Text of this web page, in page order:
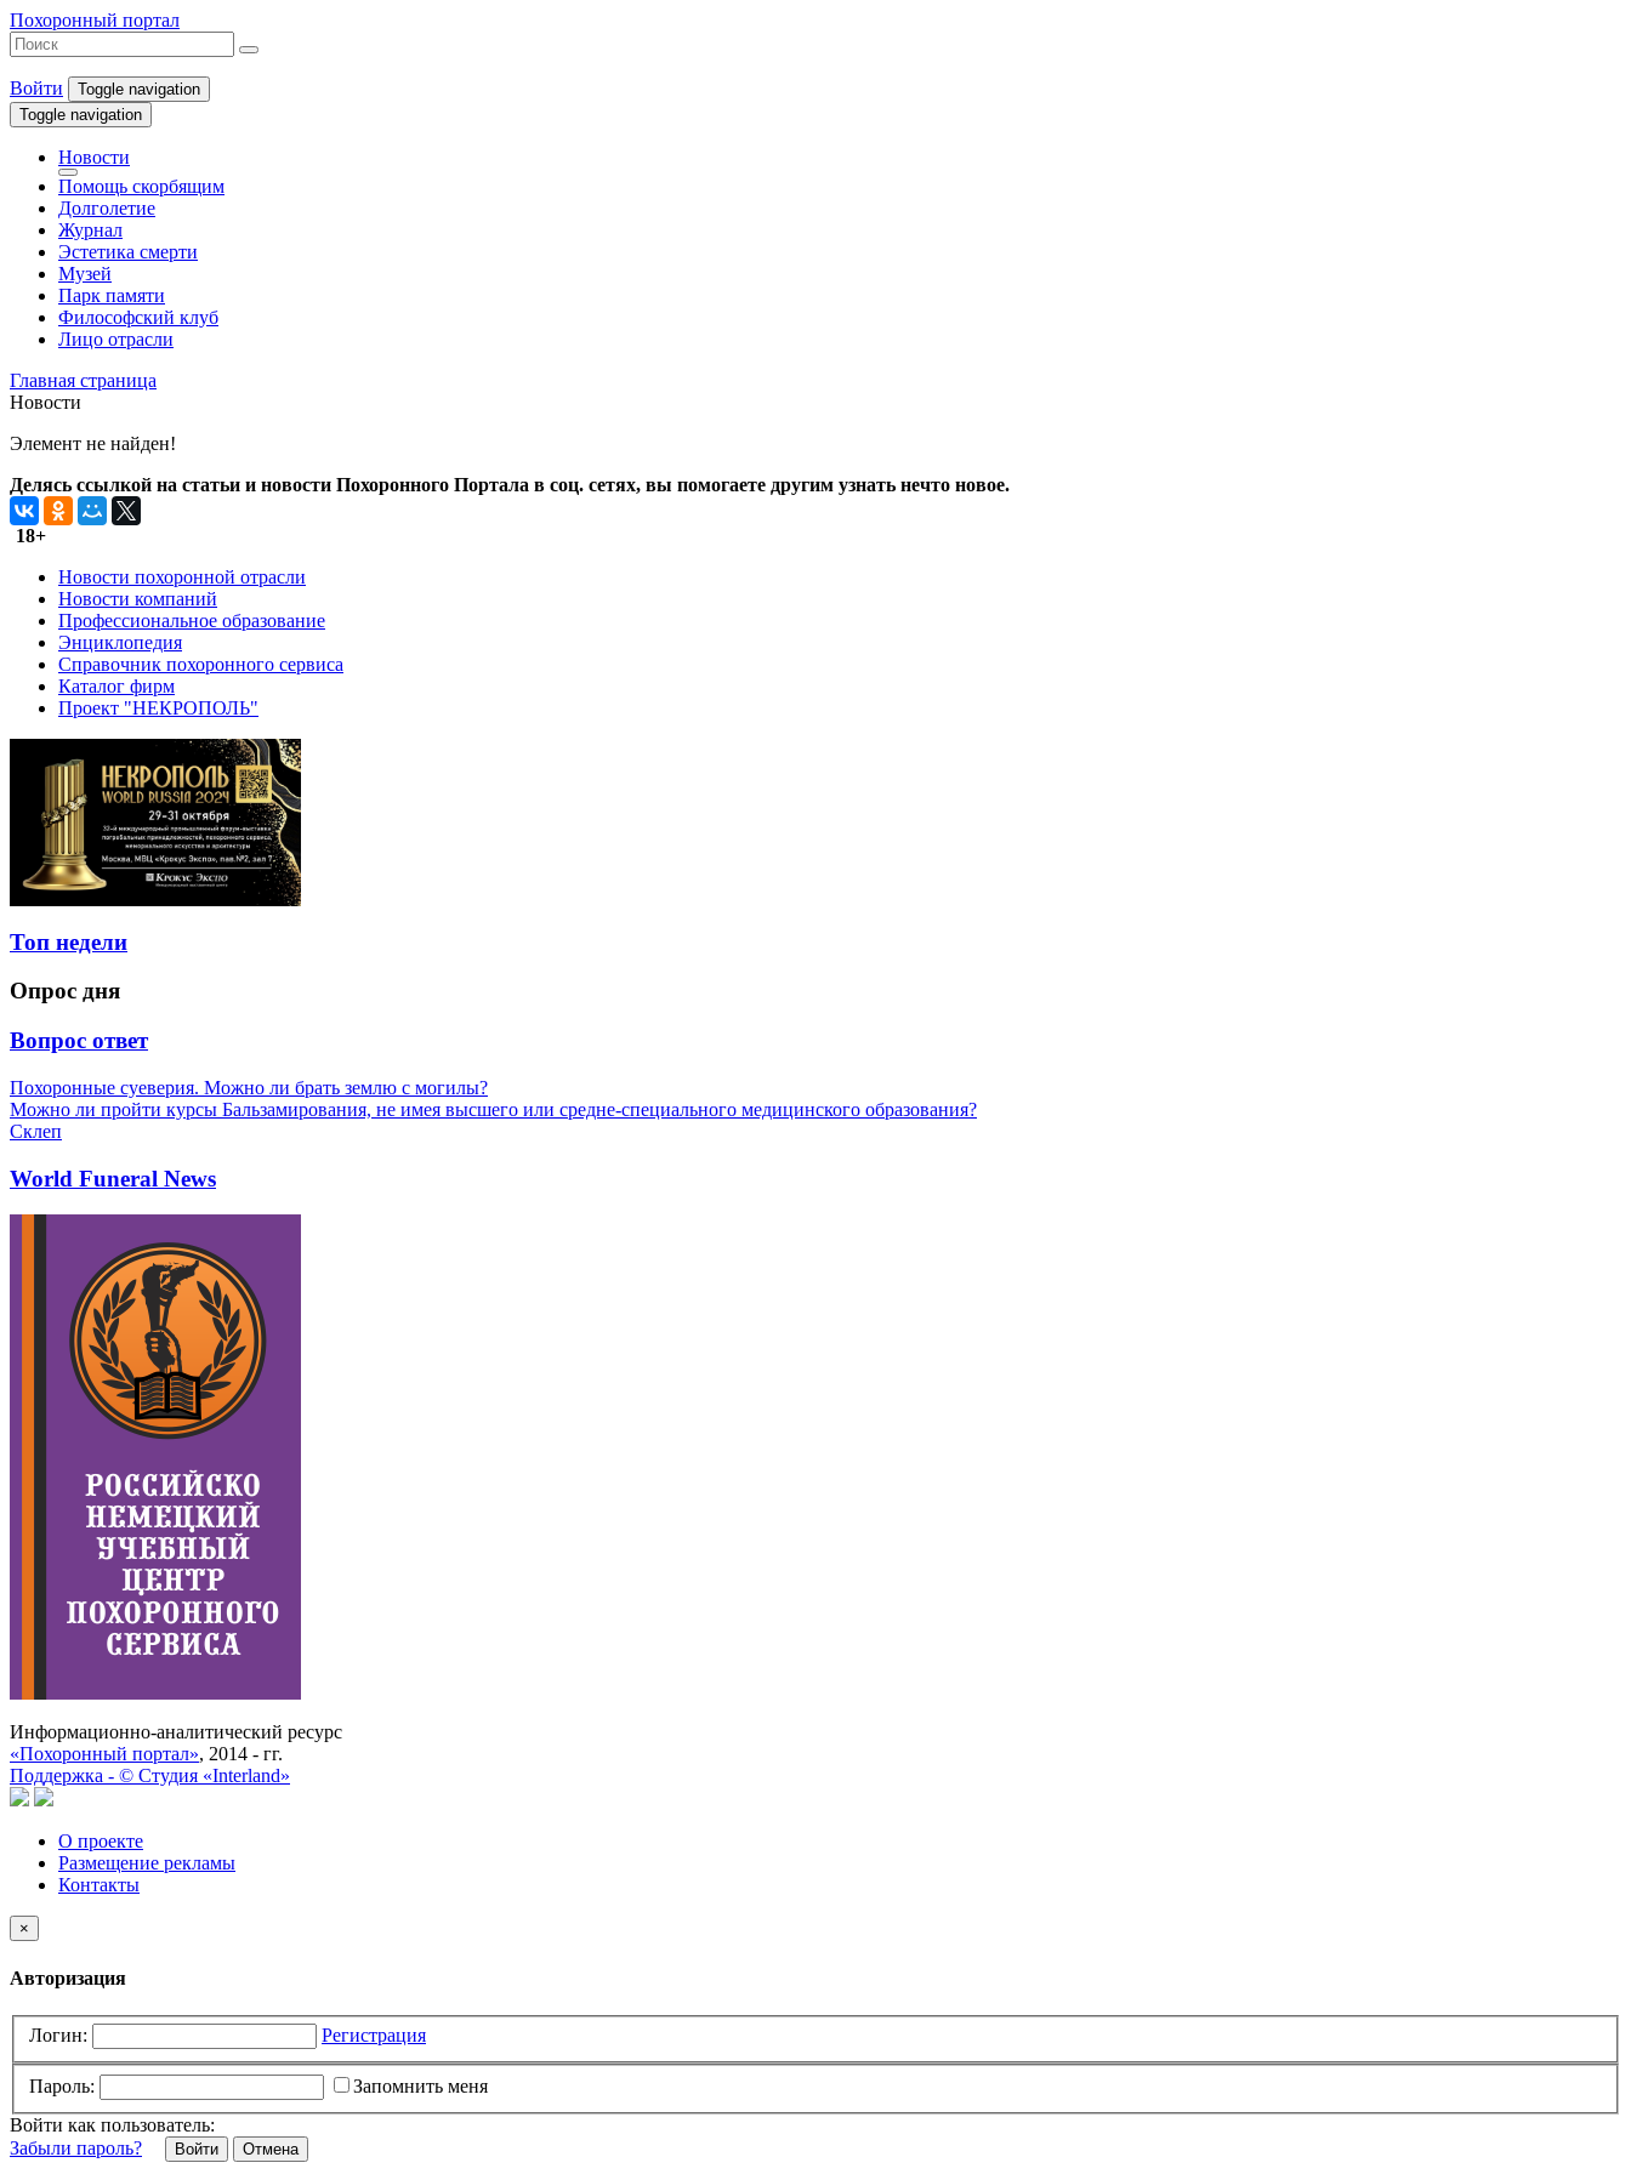
Похоронный портал
Войти
Toggle navigation
Toggle navigation
Новости
Помощь скорбящим
Долголетие
Журнал
Эстетика смерти
Музей
Парк памяти
Философский клуб
Лицо отрасли
Главная страница
Новости
Элемент не найден!
Делясь ссылкой на статьи и новости Похоронного Портала в соц. сетях, вы помогаете другим узнать нечто новое.
18+
Новости похоронной отрасли
Новости компаний
Профессиональное образование
Энциклопедия
Справочник похоронного сервиса
Каталог фирм
Проект "НЕКРОПОЛЬ"
Топ недели
Опрос дня
Вопрос ответ
Похоронные суеверия. Можно ли брать землю с могилы?
Можно ли пройти курсы Бальзамирования, не имея высшего или средне-специального медицинского образования?
Склеп
World Funeral News
Информационно-аналитический ресурс
«Похоронный портал», 2014 - гг.
Поддержка - © Cтудия «Interland»
О проекте
Размещение рекламы
Контакты
×
Авторизация
Логин: Регистрация
Пароль:
Запомнить меня
Войти как пользователь:
Забыли пароль?
Отмена